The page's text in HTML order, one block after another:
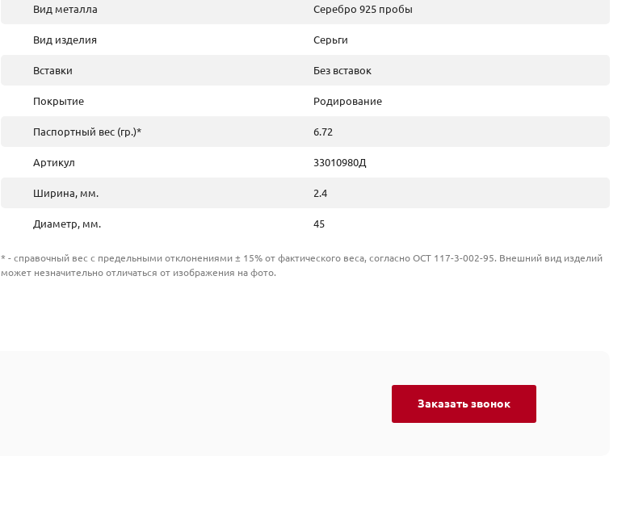
Вид металла Серебро 925 пробы
Вид изделия Серьги
Вставки Без вставок
Покрытие Родирование
Паспортный вес (гр.)* 6.72
Артикул 33010980Д
Ширина, мм. 2.4
Диаметр, мм. 45
* - справочный вес с предельными отклонениями ± 15% от фактического веса, согласно ОСТ 117-3-002-95. Внешний вид изделий
может незначительно отличаться от изображения на фото.
Заказать звонок